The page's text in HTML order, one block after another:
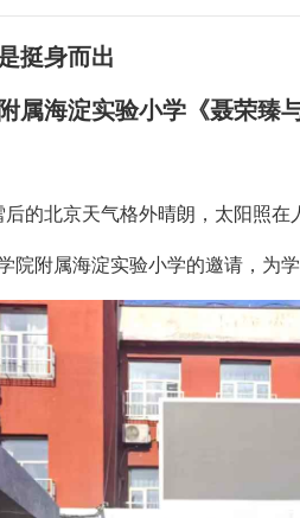
挺身而出
海淀实验小学《聂荣臻
的北京天气格外晴朗，太阳照
院附属海淀实验小学的邀请，为